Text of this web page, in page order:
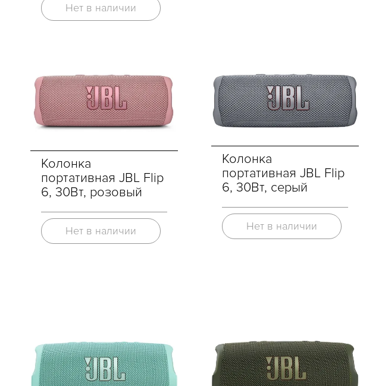
Нет в наличии
Колонка
портативная JBL Flip
6, 30Вт, розовый
Нет в наличии
Колонка
портативная JBL Flip
6, 30Вт, серый
Нет в наличии